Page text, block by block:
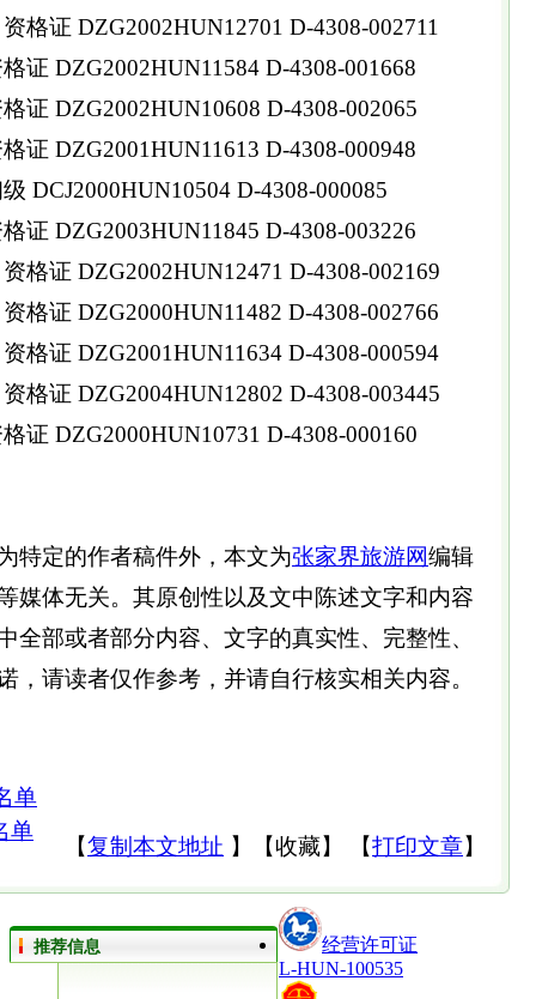
格证 DZG2002HUN12701 D-4308-002711
证 DZG2002HUN11584 D-4308-001668
证 DZG2002HUN10608 D-4308-002065
证 DZG2001HUN11613 D-4308-000948
DCJ2000HUN10504 D-4308-000085
证 DZG2003HUN11845 D-4308-003226
格证 DZG2002HUN12471 D-4308-002169
格证 DZG2000HUN11482 D-4308-002766
格证 DZG2001HUN11634 D-4308-000594
格证 DZG2004HUN12802 D-4308-003445
证 DZG2000HUN10731 D-4308-000160
特定的作者稿件外，本文为张家界旅游网编辑
媒体无关。其原创性以及文中陈述文字和内容
全部或者部分内容、文字的真实性、完整性、
，请读者仅作参考，并请自行核实相关内容。
单
单
【复制本文地址 】 【收藏】 【打印文章】
推荐信息
经营许可证
L-HUN-100535